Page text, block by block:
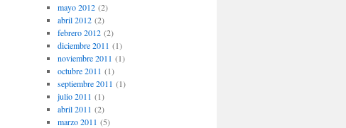
mayo 2012(2)
abril 2012(2)
febrero 2012(2)
diciembre 2011 (1)
noviembre 2011 (1)
octubre 2011 (1)
septiembre 2011 (1)
julio 2011 (1)
abril 2011 (2)
marzo 2011 (5)